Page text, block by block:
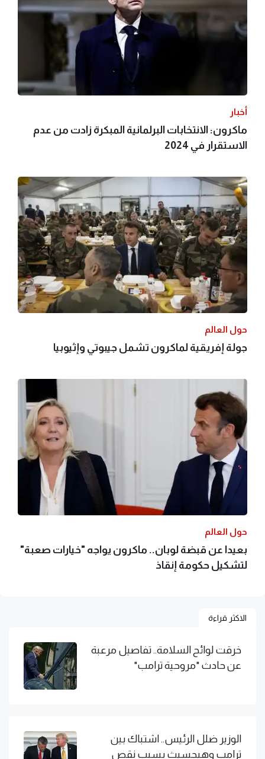
أخبار
ماكرون: الانتخابات البرلمانية المبكرة زادت من عدم
الاستقرار في 2024
حول العالم
جولة إفريقية لماكرون تشمل جيبوتي وإثيوبيا
حول العالم
بعيدا عن قبضة لوبان.. ماكرون يواجه "خيارات صعبة"
لتشكيل حكومة إنقاذ
الاكثر قراءة
خرقت لوائح السلامة.. تفاصيل مرعبة
عن حادث "مروحية ترامب"
الوزير ضلل الرئيس.. اشتباك بين
ترامب وهيجسيث بسبب نقص